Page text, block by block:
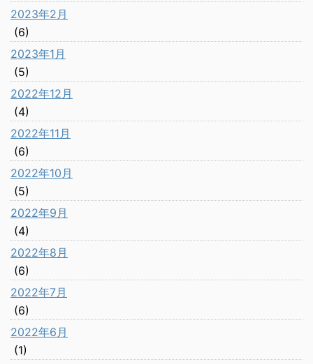
2023年2月
(6)
2023年1月
(5)
2022年12月
(4)
2022年11月
(6)
2022年10月
(5)
2022年9月
(4)
2022年8月
(6)
2022年7月
(6)
2022年6月
(1)